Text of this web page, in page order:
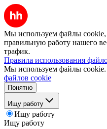
Мы используем файлы cookie,
правильную работу нашего
трафик.
Правила использования
Мы используем файлы cookie.
файлов cookie
Понятно
Ищу работу
Ищу работу
Ищу работу